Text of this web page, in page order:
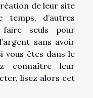
de leur site
temps, d’autres
seuls pour
sans avoir
vous êtes dans le
connaître leur
lisez alors cet